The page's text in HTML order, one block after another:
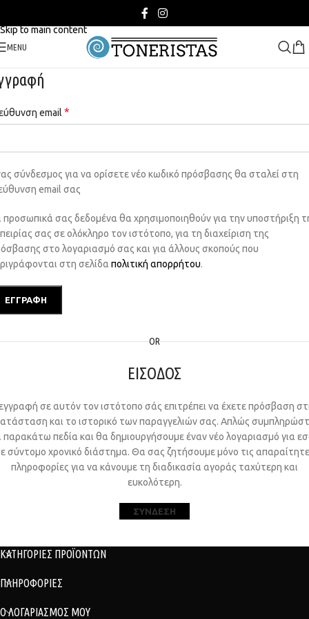
Skip to main content
MENU
email *
σύνδεσμος για να ορίσετε νέο κωδικό πρόσβασης θα σταλεί στη
email σας
προσωπικά σας δεδομένα θα χρησιμοποιηθούν για την υποστήριξη
σας σε ολόκληρο τον ιστότοπο, για τη διαχείριση της
στο λογαριασμό σας και για άλλους σκοπούς που
στη σελίδα πολιτική απορρήτου.
ΕΓΓΡΑΦΉ
OR
ΕΙΣΟΔΟΣ
σε αυτόν τον ιστότοπο σάς επιτρέπει να έχετε πρόσβαση
και το ιστορικό των παραγγελιών σας. Απλώς
παρακάτω πεδία και θα δημιουργήσουμε έναν νέο λογαριασμό για
σύντομο χρονικό διάστημα. Θα σας ζητήσουμε μόνο τις
πληροφορίες για να κάνουμε τη διαδικασία αγοράς ταχύτερη και
ευκολότερη.
ΣΎΝΔΕΣΗ
ΚΑΤΗΓΟΡΙΕΣ ΠΡΟΪΟΝΤΩΝ
ΠΛΗΡΟΦΟΡΙΕΣ
Ο ΛΟΓΑΡΙΑΣΜΟΣ ΜΟΥ